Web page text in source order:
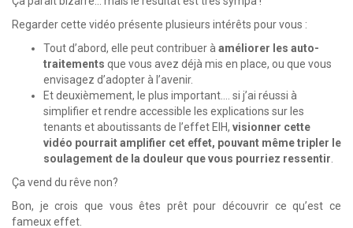
Regarder cette vidéo présente plusieurs intérêts pour vous :
Tout d’abord, elle peut contribuer à améliorer les auto-
traitements que vous avez déjà mis en place, ou que vous
envisagez d’adopter à l’avenir.
Et deuxièmement, le plus important…. si j’ai réussi à
simplifier et rendre accessible les explications sur les
tenants et aboutissants de l’effet EIH, visionner cette
vidéo pourrait amplifier cet effet, pouvant même tripler le
soulagement de la douleur que vous pourriez ressentir
Ça vend du rêve non?
Bon, je crois que vous êtes prêt pour découvrir ce qu’est ce
fameux effet.